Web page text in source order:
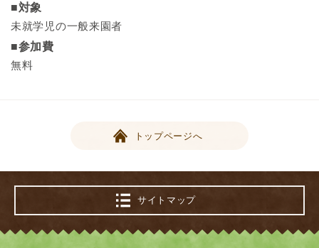
■対象
未就学児の一般来園者
■参加費
無料
トップページへ
サイトマップ